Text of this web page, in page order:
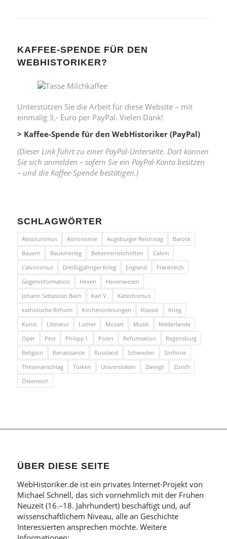
KAFFEE-SPENDE FÜR DEN
WEBHISTORIKER?
Unterstützen Sie die Arbeit für diese Website – mit
einmalig 3,- Euro per PayPal. Vielen Dank!
> Kaffee-Spende für den WebHistoriker (PayPal)
(Dieser Link führt zu einer PayPal-Unterseite. Dort können
Sie sich anmelden – sofern Sie ein PayPal-Konto besitzen
– und die Kaffee-Spende bestätigen.)
SCHLAGWÖRTER
Absolutismus Astronomie Augsburger Reichstag
Barock
Bauern
Bauernkrieg Bekenntnisschriften
Calvin
Calvinismus
Dreißigjähriger Krieg England
Frankreich
Gegenreformation
Hexen
Hexenwesen
Johann Sebastian Bach
Karl V.
Katechismus
katholische Reform
Kirchenordnungen Klassik
Krieg
Kunst
Literatur Luther Mozart Musik
Niederlande
Oper
Pest Philipp I. Polen Reformation
Regensburg
Religion
Renaissance Russland Schweden
Sinfonie
Thesenanschlag
Türken Universitäten Zwingli
Zürich
Österreich
ÜBER DIESE SEITE
WebHistoriker.de ist ein privates Internet-Projekt von
Michael Schnell, das sich vornehmlich mit der Frühen
Neuzeit (16.–18. Jahrhundert) beschäftigt und, auf
wissenschaftlichem Niveau, alle an Geschichte
Interessierten ansprechen möchte. Weitere